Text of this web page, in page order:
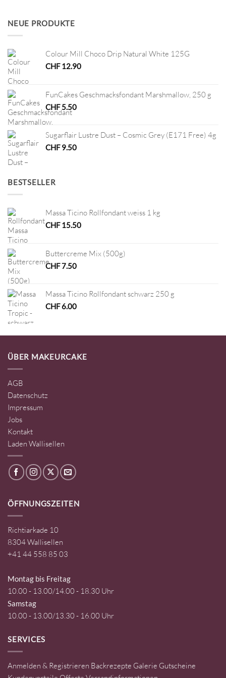
NEUE PRODUKTE
Colour Mill Choco Drip Natural White 125G
CHF12.90
FunCakes Geschmacksfondant Marshmallow, 250 g
CHF5.50
Sugarflair Lustre Dust – Cosmic Grey (E171 Free) 4g
CHF9.50
BESTSELLER
Massa Ticino Rollfondant weiss 1 kg
CHF15.50
Buttercreme Mix (500g)
CHF7.50
Massa Ticino Rollfondant schwarz 250 g
CHF6.00
ÜBER MAKEURCAKE
AGB
Datenschutz
Impressum
Jobs
Kontakt
Laden Wallisellen
ÖFFNUNGSZEITEN
Richtiarkade 10
8304 Wallisellen
+41 44 558 85 03
Montag bis Freitag
10.00 - 13.00/14.00 - 18.30 Uhr
Samstag
10.00 - 13.00/13.30 - 16.00 Uhr
SERVICES
Anmelden & Registrieren Backrezepte Galerie Gutscheine